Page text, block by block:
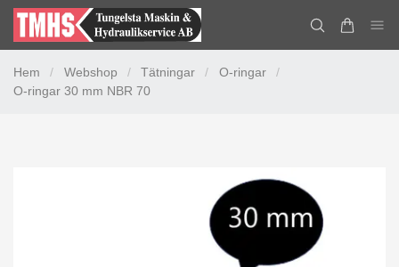
Hem / Webshop / Tätningar / O-ringar
/
O-ringar 30 mm NBR 70